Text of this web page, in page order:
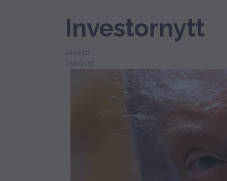
Investornytt
atomvåpen
ANNONSE